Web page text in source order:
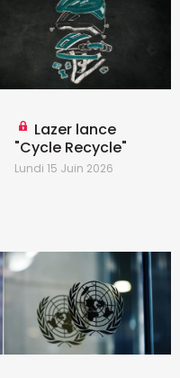
Lazer lance
"Cycle Recycle"
Lundi 15 Juin 2026